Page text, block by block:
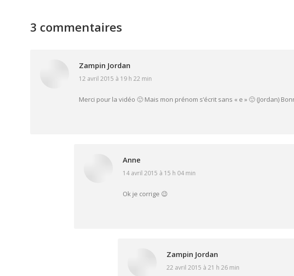
3 commentaires
Zampin Jordan
says:
12 avril 2015 à 19 h 22 min
Merci pour la vidéo 🙂 Mais mon prénom s’écrit sans « e » 🙂 (Jordan)
Anne
says:
14 avril 2015 à 15 h 04 min
Ok je corrige 😉
Zampin Jordan
says:
22 avril 2015 à 21 h 26 min